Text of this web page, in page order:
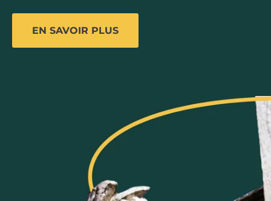
EN SAVOIR PLUS